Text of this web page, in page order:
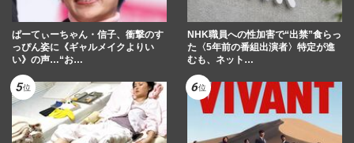
ぱーてぃーちゃん・信子、衝撃のす
っぴん姿に《ギャルメイクよりい
い》の声…“お…
NHK職員への性加害で“出禁”食らっ
た〈5年前の番組出演者〉特定が進
むも、ネット…